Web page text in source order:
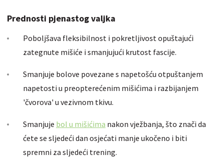
Prednosti pjenastog valjka
Poboljšava fleksibilnost i pokretljivost opuštajući
zategnute mišiće i smanjujući krutost fascije.
Smanjuje bolove povezane s napetošću otpuštanjem
napetosti u preopterećenim mišićima i razbijanjem
'čvorova' u vezivnom tkivu.
Smanjuje bol u mišićima nakon vježbanja, što znači da
ćete se sljedeći dan osjećati manje ukočeno i biti
spremni za sljedeći trening.